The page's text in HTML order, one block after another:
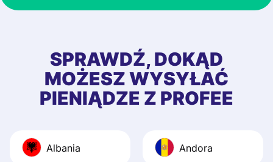
first started
app, and they
quick to provide
and helpful
Recommend it!
SPRAWDŹ, DOKĄD
MOŻESZ WYSYŁAĆ
PIENIĄDZE Z PROFEE
Albania Andora